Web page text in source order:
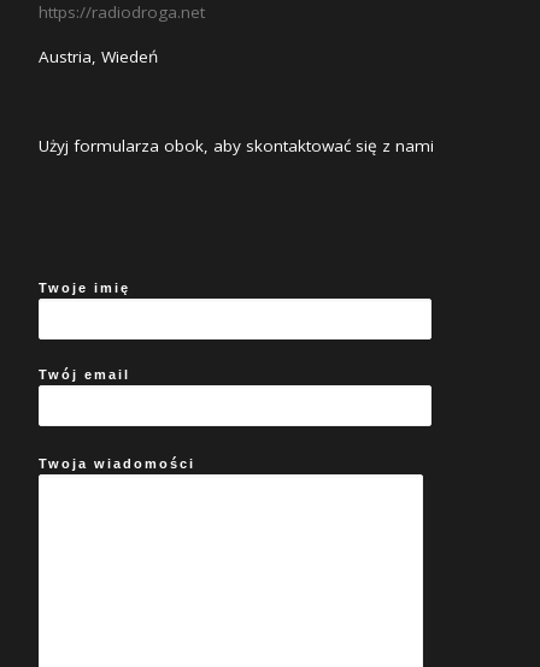
https://radiodroga.net
Austria, Wiedeń
Użyj formularza obok, aby skontaktować się z nami
Twoje imię
Twój email
Twoja wiadomości